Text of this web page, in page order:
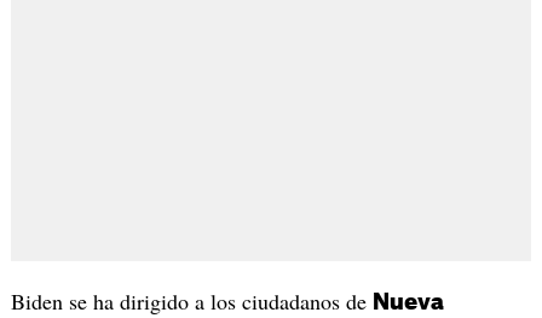
Biden se ha dirigido a los ciudadanos de Nueva